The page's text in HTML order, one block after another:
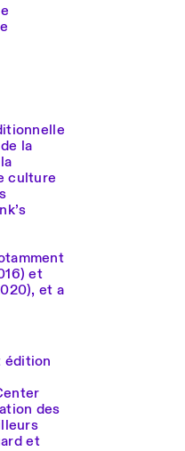
la
culture
et
et a
édition
des
et